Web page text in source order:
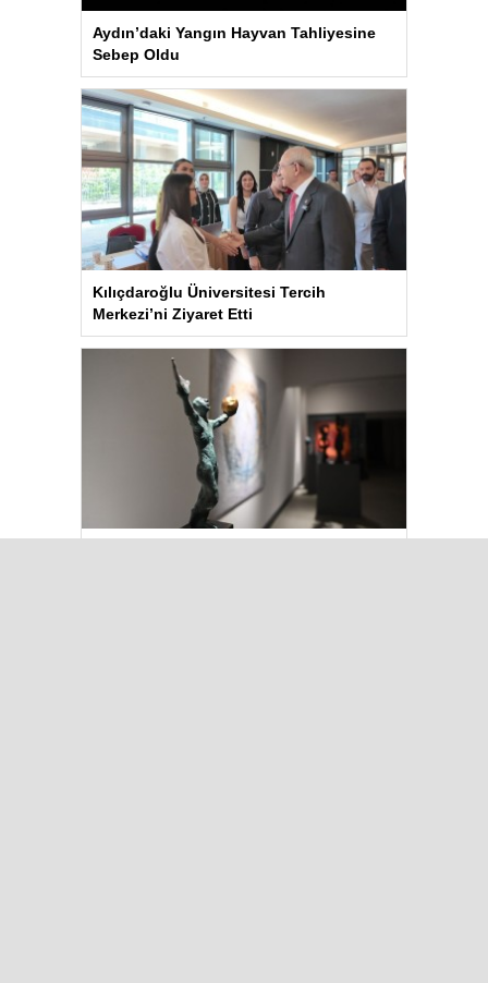
Aydın’daki Yangın Hayvan Tahliyesine
Sebep Oldu
Kılıçdaroğlu Üniversitesi Tercih
Merkezi’ni Ziyaret Etti